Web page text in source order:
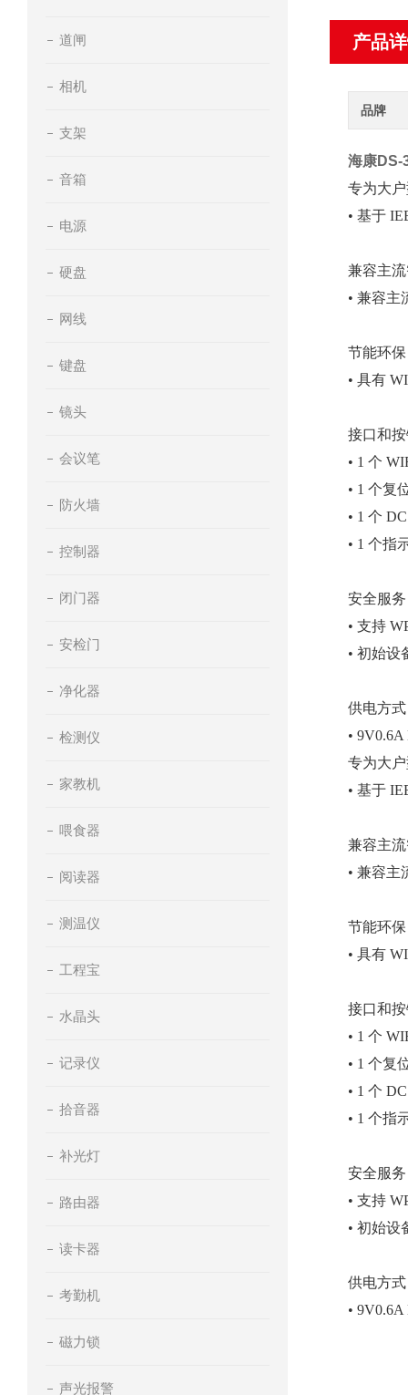
道闸
相机
支架
音箱
电源
硬盘
网线
键盘
镜头
会议笔
防火墙
控制器
闭门器
安检门
净化器
检测仪
家教机
喂食器
阅读器
测温仪
工程宝
水晶头
记录仪
拾音器
补光灯
路由器
读卡器
考勤机
磁力锁
声光报警
产品
品牌
海康DS-
专为大
• 基于
兼容主
• 兼容主
节能环保
• 具有
接口和
• 1 个
• 1 个复
• 1 个
• 1 个指
安全服务
• 支持
• 初始设
供电方式
•
专为大
• 基于
兼容主
• 兼容主
节能环保
• 具有
接口和
• 1 个
• 1 个复
• 1 个
• 1 个指
安全服务
• 支持
• 初始设
供电方式
•